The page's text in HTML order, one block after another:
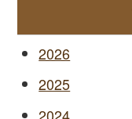
2026
2025
2024